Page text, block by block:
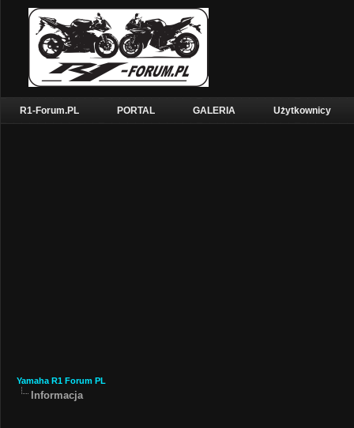
R1-Forum.PL PORTAL GALERIA Użytkownicy
Yamaha R1 Forum PL
Informacja